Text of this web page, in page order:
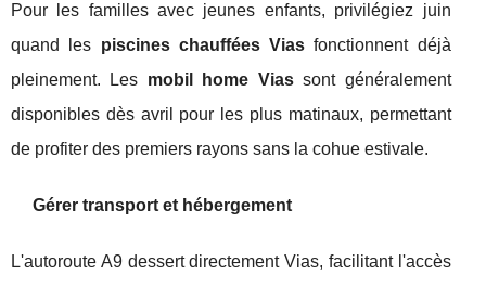
Pour les familles avec jeunes enfants, privilégiez juin
quand les piscines chauffées Vias fonctionnent déjà
pleinement. Les mobil home Viassont généralement
disponibles dès avril pour les plus matinaux, permettant
de profiter des premiers rayons sans la cohue estivale.
Gérer transport et hébergement
L'autoroute A9 dessert directement Vias, facilitant l'accès